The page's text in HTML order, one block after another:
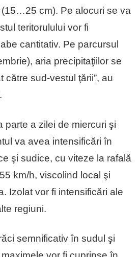
cm). Pe alocuri se va
teritorulului vor fi
cantitativ. Pe parcursul
aria precipitaţiilor se
către sud-vestul ţării”, au
parte a zilei de miercuri şi
va avea intensificări în
şi sudice, cu viteze la rafală
km/h, viscolind local şi
Izolat vor fi intensificări ale
regiuni.
semnificativ în sudul şi